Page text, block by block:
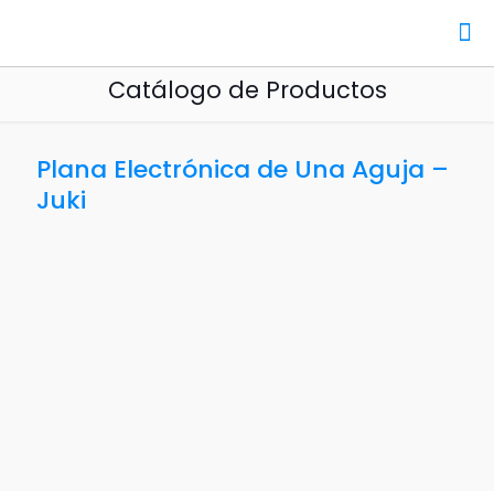
Catálogo de Productos
Plana Electrónica de Una Aguja –
Juki